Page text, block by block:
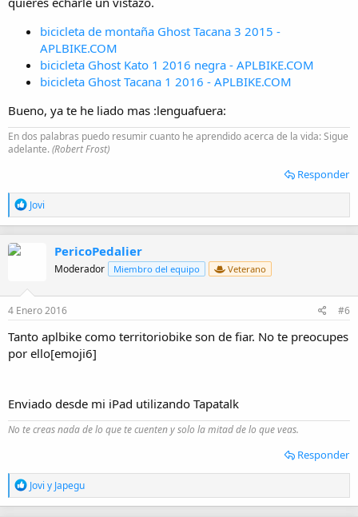
bicicleta de montaña Ghost Tacana 3 2015 -
APLBIKE.COM
bicicleta Ghost Kato 1 2016 negra - APLBIKE.COM
bicicleta Ghost Tacana 1 2016 - APLBIKE.COM
Bueno, ya te he liado mas :lenguafuera:
En dos palabras puedo resumir cuanto he aprendido acerca de la vida: Sigue
adelante.(Robert Frost)
Responder
R
e
a
n
e
s
:
Jovi
PericoPedalier
Moderador Miembro del equipo Veterano
4 Enero 2016 #6
Tanto aplbike como territoriobike son de fiar. No te preocupes
por ello[emoji6]
Enviado desde mi iPad utilizando Tapatalk
No te creas nada de lo que te cuenten y solo la mitad de lo que veas.
Responder
R
e
a
Jovi y Japegu